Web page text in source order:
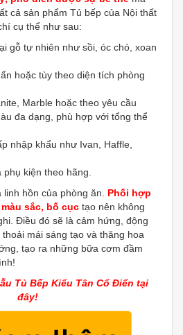
cả sản phẩm Tủ bếp của Nội thất
cụ thể như sau:
gỗ tự nhiên như sồi, óc chó, xoan
hoặc tùy theo diện tích phòng
Marble hoặc theo yêu cầu
đa dạng, phù hợp với tổng thể
nhập khẩu như Ivan, Haffle,
phụ kiện theo hãng.
hồn của phòng ăn. Phối hợp
sắc, bố cục tạo nên không
Điều đó sẽ là cảm hứng, động
mái sáng tạo và thăng hoa
tạo ra những bữa cơm đầm
Tủ Bếp Kiểu Tân Cổ Điển tại
đây!